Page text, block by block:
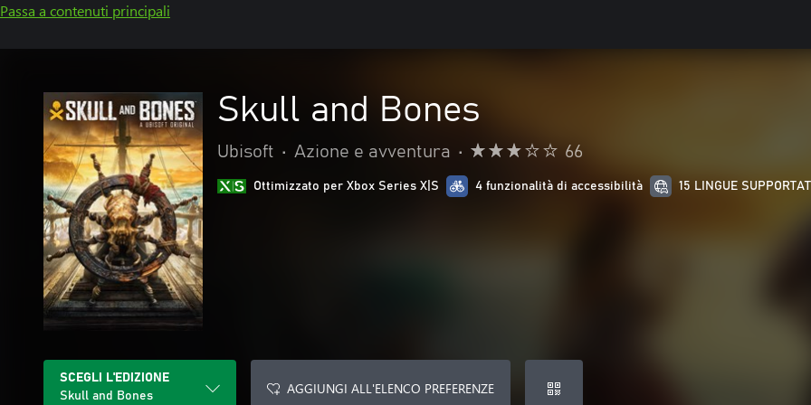
Passa a contenuti principali
Skull and Bones
Ubisoft • Azione e avventura • 66
Ottimizzato per Xbox Series X|S 4 funzionalità di accessibilità 15 LINGUE
SCEGLI L'EDIZIONE
Skull and Bones
AGGIUNGI ALL'ELENCO PREFERENZE